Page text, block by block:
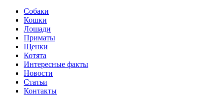
Собаки
Кошки
Лошади
Приматы
Щенки
Котята
Интересные факты
Новости
Статьи
Контакты